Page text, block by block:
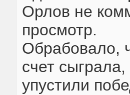
Орлов не
просмотр.
Обрабовало,
счет
упустили